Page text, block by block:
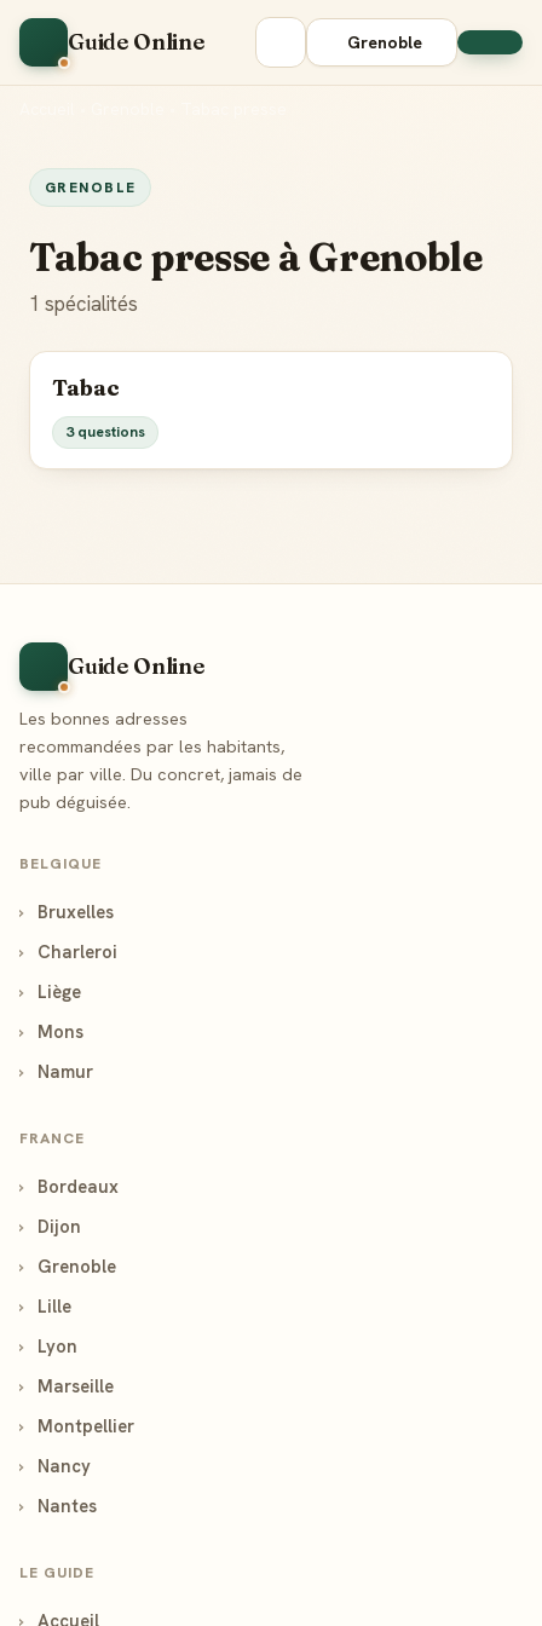
Guide Online Grenoble
GRENOBLE
Tabac presse à Grenoble
1 spécialités
Tabac
3 questions
Guide Online
Les bonnes adresses
recommandées par les habitants,
ville par ville. Du concret, jamais de
pub déguisée.
BELGIQUE
›
Bruxelles
›
Charleroi
›
Liège
›
Mons
›
Namur
FRANCE
›
Bordeaux
›
Dijon
›
Grenoble
›
Lille
›
Lyon
›
Marseille
›
Montpellier
›
Nancy
›
Nantes
LE GUIDE
› Accueil